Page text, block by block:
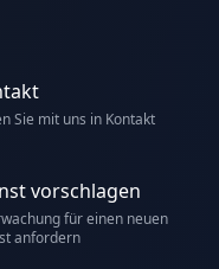
Sie mit uns in Kontakt
vorschlagen
für einen neuen
anfordern